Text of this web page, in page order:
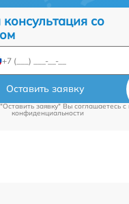
со
Оставить заявку
заявку" Вы соглашаетесь c
конфиденциальности